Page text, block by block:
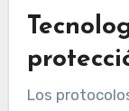
Los